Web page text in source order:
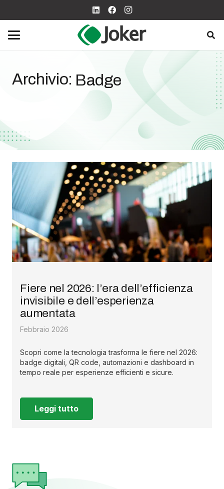
Archivio: Badge
Fiere nel 2026: l’era dell’efficienza
invisibile e dell’esperienza
aumentata
Febbraio 2026
Scopri come la tecnologia trasforma le fiere nel 2026:
badge digitali, QR code, automazioni e dashboard in
tempo reale per esperienze efficienti e sicure.
Leggi tutto